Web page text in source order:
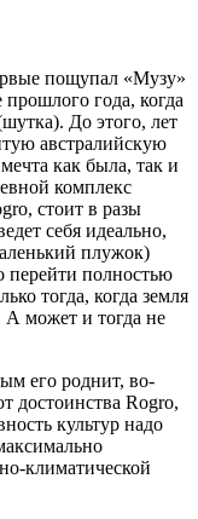
пощупал «Музу»
прошлого года, когда
До этого, лет
австралийскую
как была, так и
комплекс
стоит в разы
себя идеально,
плужок)
перейти полностью
тогда, когда земля
А может и тогда не
его роднит, во-
достоинства Rogrо,
культур надо
климатической